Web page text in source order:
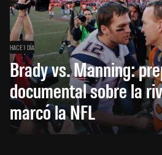
HACE 1 DÍA
Brady vs. Manning:
documental sobre la
marcó la NFL